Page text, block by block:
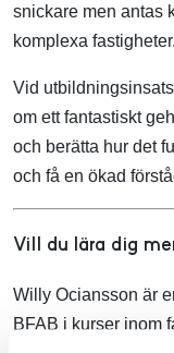
snickare men antas
komplexa fastigheter.
Vid
om ett fantastiskt
och berätta hur det
och få en ökad
Vill du lära dig
Willy Ociansson är
BFAB i kurser inom